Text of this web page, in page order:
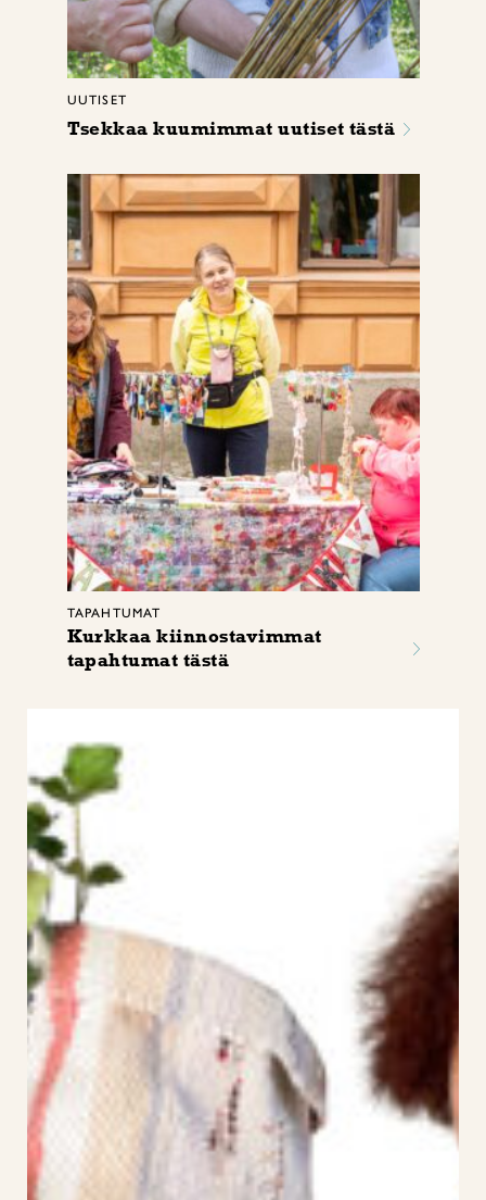
UUTISET
Tsekkaa kuumimmat uutiset tästä
TAPAHTUMAT
Kurkkaa kiinnostavimmat
tapahtumat tästä